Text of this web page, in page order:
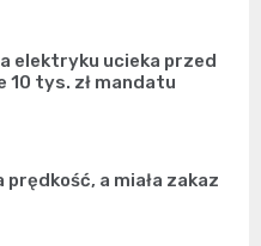
elektryku ucieka przed
10 tys. zł mandatu
a miała zakaz